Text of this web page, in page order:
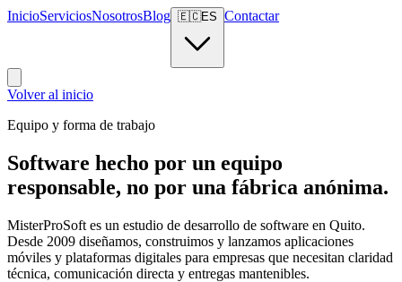
InicioServiciosNosotrosBlog 🇪🇨ES Contactar
Volver al inicio
Equipo y forma de trabajo
Software hecho por un equipo
responsable, no por una fábrica anónima.
MisterProSoft es un estudio de desarrollo de software en Quito.
Desde 2009 diseñamos, construimos y lanzamos aplicaciones
móviles y plataformas digitales para empresas que necesitan claridad
técnica, comunicación directa y entregas mantenibles.